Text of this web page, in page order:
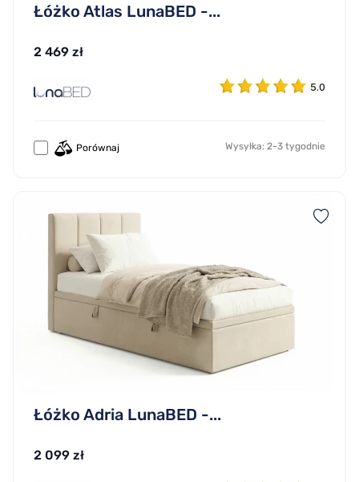
Łóżko Atlas LunaBED -...
2 469 zł
5.0
Porównaj Wysyłka: 2-3 tygodnie
Łóżko Adria LunaBED -...
2 099 zł